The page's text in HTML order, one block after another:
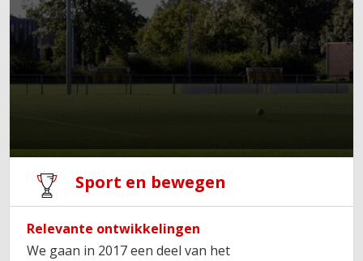
Sport en bewegen
Relevante ontwikkelingen
We gaan in 2017 een deel van het